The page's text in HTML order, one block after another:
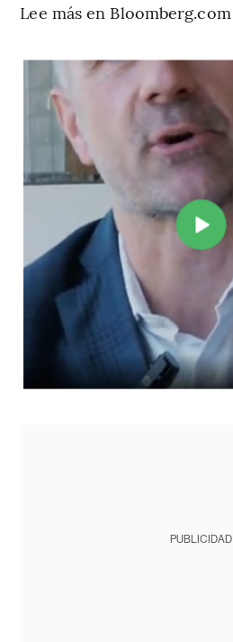
Lee más en Bloomberg.com
PUBLICIDAD